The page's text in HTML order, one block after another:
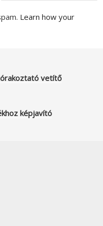
Learn how your
vetítő
képjavító